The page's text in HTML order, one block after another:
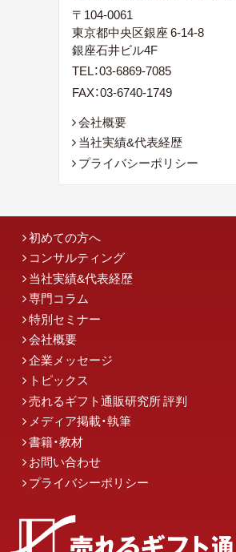
〒104-0061
東京都中央区銀座 6-14-8
銀座石井ビル4F
TEL：03-6869-7085
FAX：03-6740-1749
会社概要
当社実績&代表経歴
プライバシーポリシー
初めての方へ
コンサルティング
当社実績&代表経歴
専門コラム
特別セミナー
会社概要
企業メッセージ
トピックス
売れるギフト通販研究所 評判
メディア掲載・執筆
書籍・教材
お問い合わせ
プライバシーポリシー